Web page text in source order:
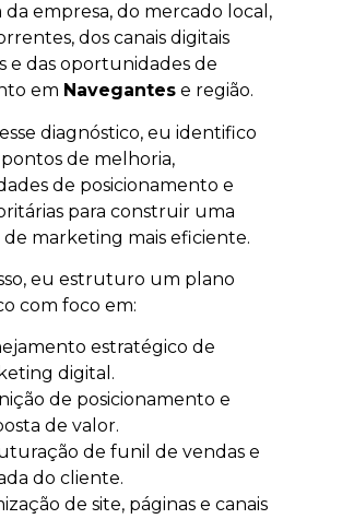
empresa, do mercado local,
dos canais digitais
e das oportunidades de
em Navegantes e região.
diagnóstico, eu identifico
de melhoria,
de posicionamento e
para construir uma
marketing mais eficiente.
eu estruturo um plano
com foco em:
estratégico de
digital.
de posicionamento e
de valor.
de funil de vendas e
do cliente.
de site, páginas e canais